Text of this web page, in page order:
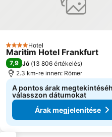
4 Kategória
Hotel
Maritim Hotel Frankfurt
7,9 Jó (13 806 értékelés)
2.3 km-re innen: Römer
A pontos árak
válasszon dátumokat
Árak megjelenítése